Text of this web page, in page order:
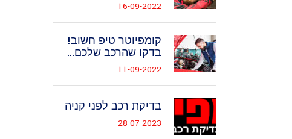
16-09-2022
קומפיוטר טיפ חשוב!
בדקו שהרכב שלכם...
11-09-2022
בדיקת רכב לפני קניה
28-07-2023